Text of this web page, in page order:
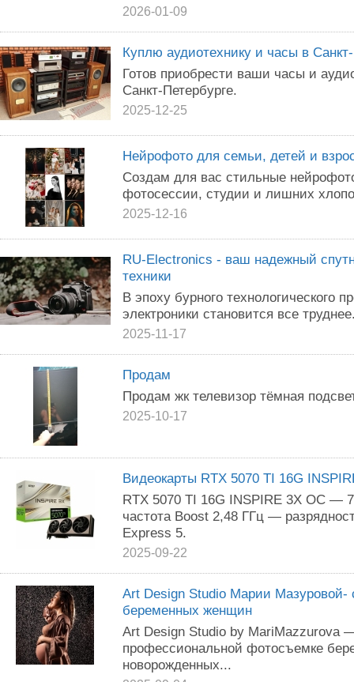
2026-01-09
Куплю аудиотехнику и часы в
Готов приобрести ваши часы и
Санкт-Петербурге.
2025-12-25
Нейрофото для семьи, детей и
Создам для вас стильные
фотосессии, студии и лишних
2025-12-16
RU-Electronics - ваш надежный
техники
В эпоху бурного технологического
электроники становится все
2025-11-17
Продам
Продам жк телевизор тёмная
2025-10-17
Видеокарты RTX 5070 TI 16G
RTX 5070 TI 16G INSPIRE 3X OC —
частота Boost 2,48 ГГц —
Express 5.
2025-09-22
Art Design Studio Марии Мазуровой-
беременных женщин
Art Design Studio by MariMazzurova
профессиональной фотосъемке
новорожденных...